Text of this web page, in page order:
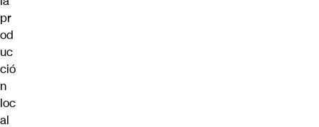
pr
od
uc
ció
n
loc
al